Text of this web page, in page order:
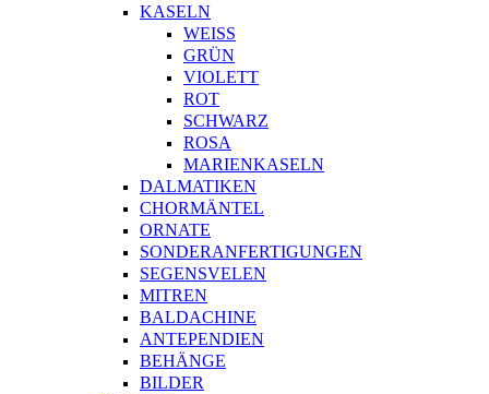
KASELN
WEISS
GRÜN
VIOLETT
ROT
SCHWARZ
ROSA
MARIENKASELN
DALMATIKEN
CHORMÄNTEL
ORNATE
SONDERANFERTIGUNGEN
SEGENSVELEN
MITREN
BALDACHINE
ANTEPENDIEN
BEHÄNGE
BILDER